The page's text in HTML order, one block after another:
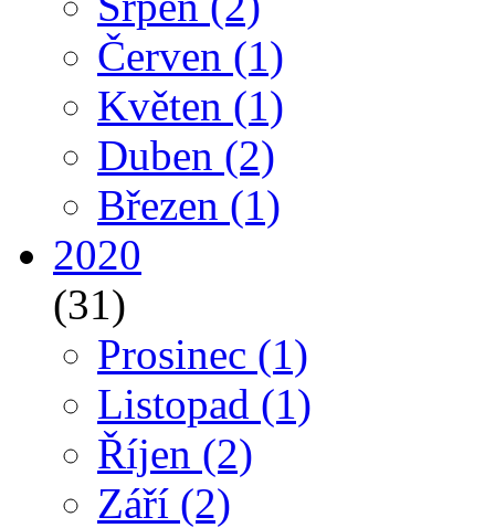
Červen (1)
Květen (1)
Duben (2)
Březen (1)
2020
(31)
Prosinec (1)
Listopad (1)
Říjen (2)
Září (2)